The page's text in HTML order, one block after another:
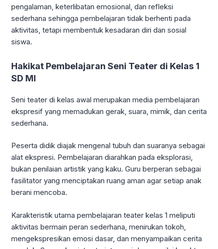
pengalaman, keterlibatan emosional, dan refleksi
sederhana sehingga pembelajaran tidak berhenti pada
aktivitas, tetapi membentuk kesadaran diri dan sosial
siswa.
Hakikat Pembelajaran Seni Teater di Kelas 1
SD MI
Seni teater di kelas awal merupakan media pembelajaran
ekspresif yang memadukan gerak, suara, mimik, dan cerita
sederhana.
Peserta didik diajak mengenal tubuh dan suaranya sebagai
alat ekspresi. Pembelajaran diarahkan pada eksplorasi,
bukan penilaian artistik yang kaku. Guru berperan sebagai
fasilitator yang menciptakan ruang aman agar setiap anak
berani mencoba.
Karakteristik utama pembelajaran teater kelas 1 meliputi
aktivitas bermain peran sederhana, menirukan tokoh,
mengekspresikan emosi dasar, dan menyampaikan cerita